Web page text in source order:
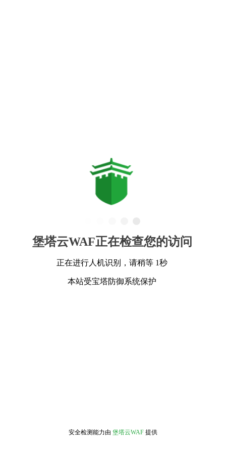
堡塔云WAF正在检查您的访问
正在进行人机识别，请稍等 1秒
本站受宝塔防御系统保护
安全检测能力由 堡塔云WAF 提供